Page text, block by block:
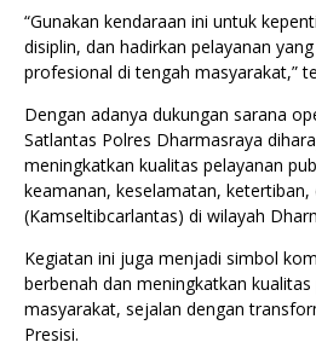
“Gunakan kendaraan ini untuk
disiplin, dan hadirkan pelayanan
profesional di tengah masyarakat,”
Dengan adanya dukungan sarana
Satlantas Polres Dharmasraya
meningkatkan kualitas pelayanan
keamanan, keselamatan, ketertiban,
(Kamseltibcarlantas) di wilayah
Kegiatan ini juga menjadi simbol
berbenah dan meningkatkan
masyarakat, sejalan dengan
Presisi.